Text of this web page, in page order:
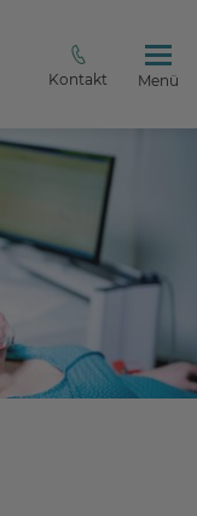
Kontakt Menü